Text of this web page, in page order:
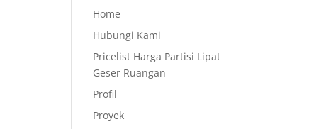
Home
Hubungi Kami
Pricelist Harga Partisi Lipat
Geser Ruangan
Profil
Proyek